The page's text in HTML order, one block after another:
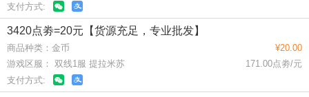
支付方式:
3420点劵=20元【货源充足，专业批发】
商品种类：金币
游戏区服： 双线1服 提拉米苏
支付方式:
¥20.00
171.00点劵/元